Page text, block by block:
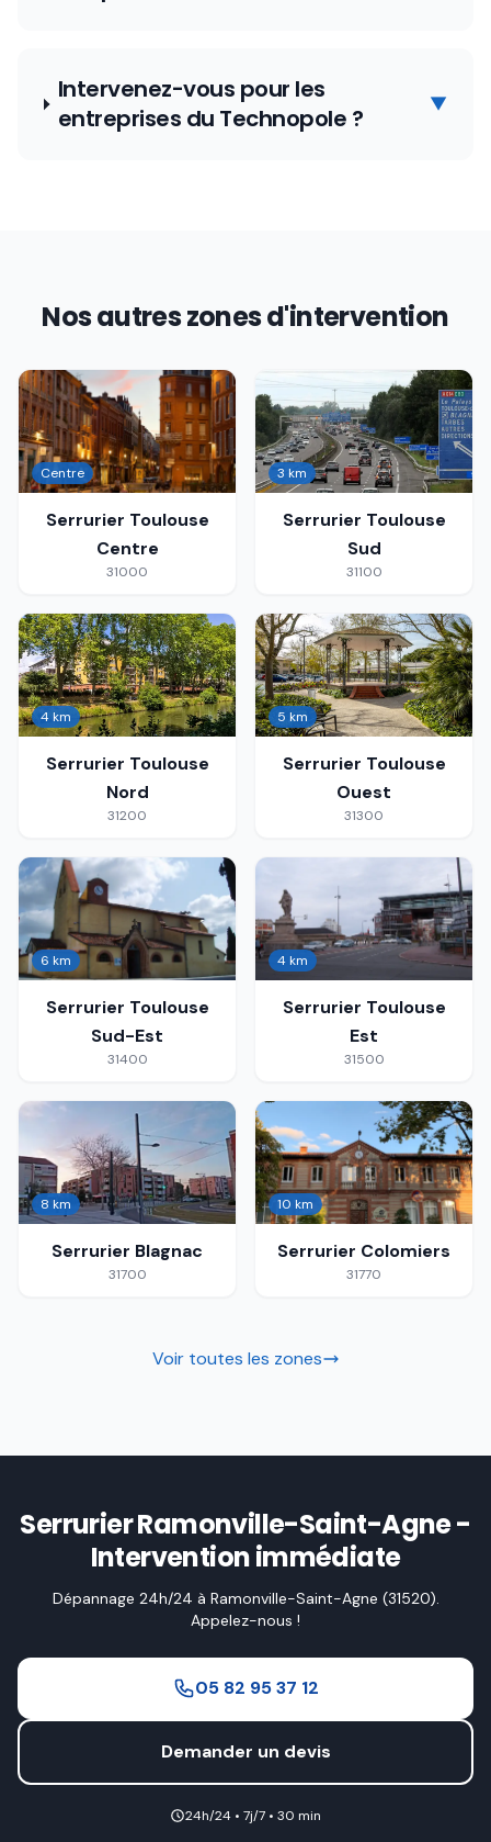
Intervenez-vous pour les
entreprises du Technopole ?
▼
Nos autres zones d'intervention
Centre
Serrurier Toulouse
Centre
31000
3 km
Serrurier Toulouse
Sud
31100
4 km
Serrurier Toulouse
Nord
31200
5 km
Serrurier Toulouse
Ouest
31300
6 km
Serrurier Toulouse
Sud-Est
31400
4 km
Serrurier Toulouse
Est
31500
8 km
Serrurier Blagnac
31700
10 km
Serrurier Colomiers
31770
Voir toutes les zones
Serrurier Ramonville-Saint-Agne -
Intervention immédiate
Dépannage 24h/24 à Ramonville-Saint-Agne (31520).
Appelez-nous !
05 82 95 37 12
Demander un devis
24h/24 • 7j/7 • 30 min